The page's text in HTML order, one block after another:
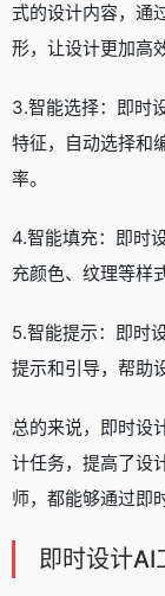
式的设计内容，通
形，让设计更加高
3.智能选择：即时
特征，自动选择和
率。
4.智能填充：即时
充颜色、纹理等样
5.智能提示：即时
提示和引导，帮助
总的来说，即时设
计任务，提高了设
师，都能够通过即
即时设计AI